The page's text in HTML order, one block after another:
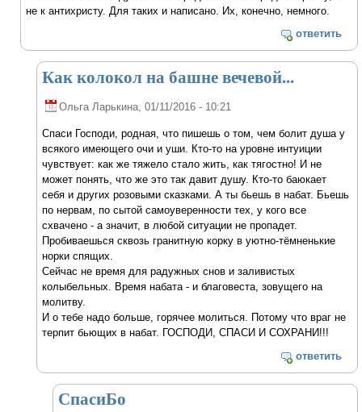
не к антихристу. Для таких и написано. Их, конечно, немного.
ответить
Как колокол на башне вечевой...
Ольга Ларькина, 01/11/2016 - 10:21
Спаси Господи, родная, что пишешь о том, чем болит душа у
всякого имеющего очи и уши. Кто-то на уровне интуиции
чувствует: как же тяжело стало жить, как тягостно! И не
может понять, что же это так давит душу. Кто-то баюкает
себя и других розовыми сказками. А ты бьешь в набат. Бьешь
по нервам, по сытой самоуверенности тех, у кого все
схвачено - а значит, в любой ситуации не пропадет.
Пробиваешься сквозь гранитную корку в уютно-тёмненькие
норки спящих.
Сейчас не время для радужных снов и заливистых
колыбельных. Время набата - и благовеста, зовущего на
молитву.
И о тебе надо больше, горячее молиться. Потому что враг не
терпит бьющих в набат. ГОСПОДИ, СПАСИ И СОХРАНИ!!!
ответить
СпасиБо